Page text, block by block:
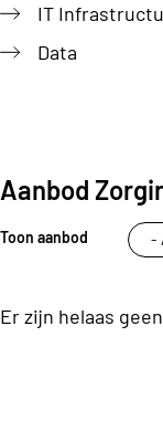
meer
aanbod
Zorginnovatie.
Zo
wordt
aan
IT
Data
Aanbod
Toon aanbod
Er zijn helaas